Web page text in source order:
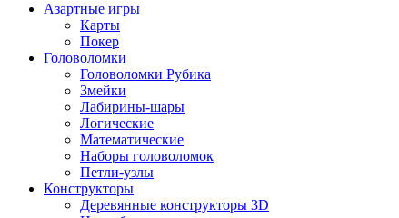
Азартные игры
Карты
Покер
Головоломки
Головоломки Рубика
Змейки
Лабирины-шары
Логические
Математические
Наборы головоломок
Петли-узлы
Конструкторы
Деревянные конструкторы 3D